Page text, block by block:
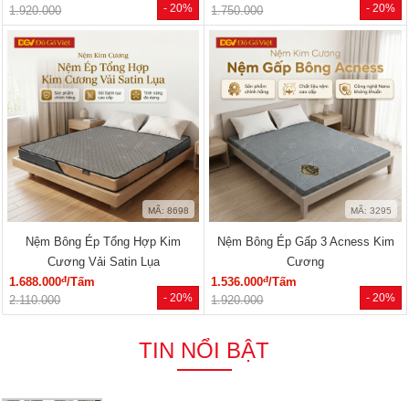
- 20%
1.920.000 - 20%
1.750.000
- 20%
MÃ: 8698
Nệm Bông Ép Tổng Hợp Kim
Cương Vải Satin Lụa
1.688.000đ/Tấm
2.110.000
- 20%
MÃ: 3295
Nệm Bông Ép Gấp 3 Acness Kim
Cương
1.536.000đ/Tấm
1.920.000
TIN NỔI BẬT